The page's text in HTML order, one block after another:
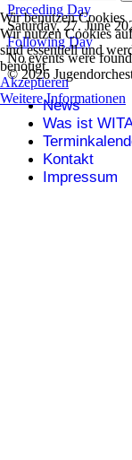
Preceding Day
Saturday, 27. June
Following Day
No events were found
© 2026
News
Was ist
Kontakt
Impressum
Wir benutzen Cookies
Wir nutzen Cookies
sind essentiell und
benötigt.
Akzeptieren
Weitere Informationen